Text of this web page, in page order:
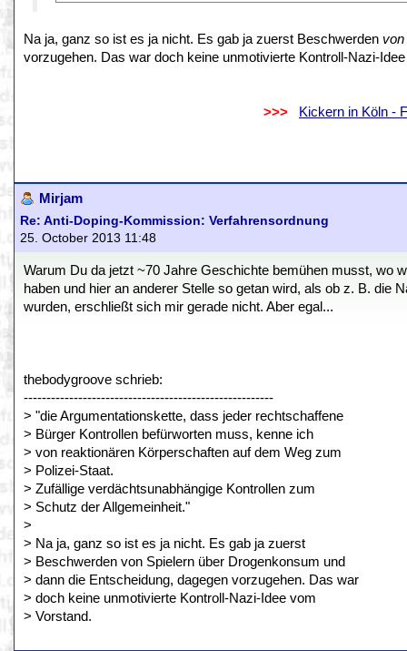
Na ja, ganz so ist es ja nicht. Es gab ja zuerst Beschwerden von
vorzugehen. Das war doch keine unmotivierte Kontroll-Nazi-
>>>
Kickern in Köln -
Mirjam
Re: Anti-Doping-Kommission: Verfahrensordnung
25. October 2013 11:48
Warum Du da jetzt ~70 Jahre Geschichte bemühen musst, wo
haben und hier an anderer Stelle so getan wird, als ob z. B. die
wurden, erschließt sich mir gerade nicht. Aber egal...
thebodygroove schrieb:
-------------------------------------------------------
> "die Argumentationskette, dass jeder rechtschaffene
> Bürger Kontrollen befürworten muss, kenne ich
> von reaktionären Körperschaften auf dem Weg zum
> Polizei-Staat.
> Zufällige verdächtsunabhängige Kontrollen zum
> Schutz der Allgemeinheit."
>
> Na ja, ganz so ist es ja nicht. Es gab ja zuerst
> Beschwerden von Spielern über Drogenkonsum und
> dann die Entscheidung, dagegen vorzugehen. Das war
> doch keine unmotivierte Kontroll-Nazi-Idee vom
> Vorstand.